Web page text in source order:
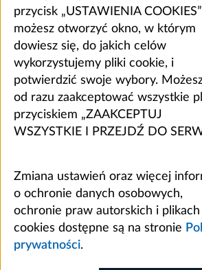
przycisk „USTAWIENIA COOKIES”
możesz otworzyć okno, w którym
dowiesz się, do jakich celów
wykorzystujemy pliki cookie, i
potwierdzić swoje wybory.
od razu zaakceptować wszystkie
przyciskiem „ZAAKCEPTUJ
WSZYSTKIE I PRZEJDŹ DO
Zmiana ustawień oraz więcej
o ochronie danych osobowych,
ochronie praw autorskich i plikach
cookies dostępne są na stronie
prywatności.